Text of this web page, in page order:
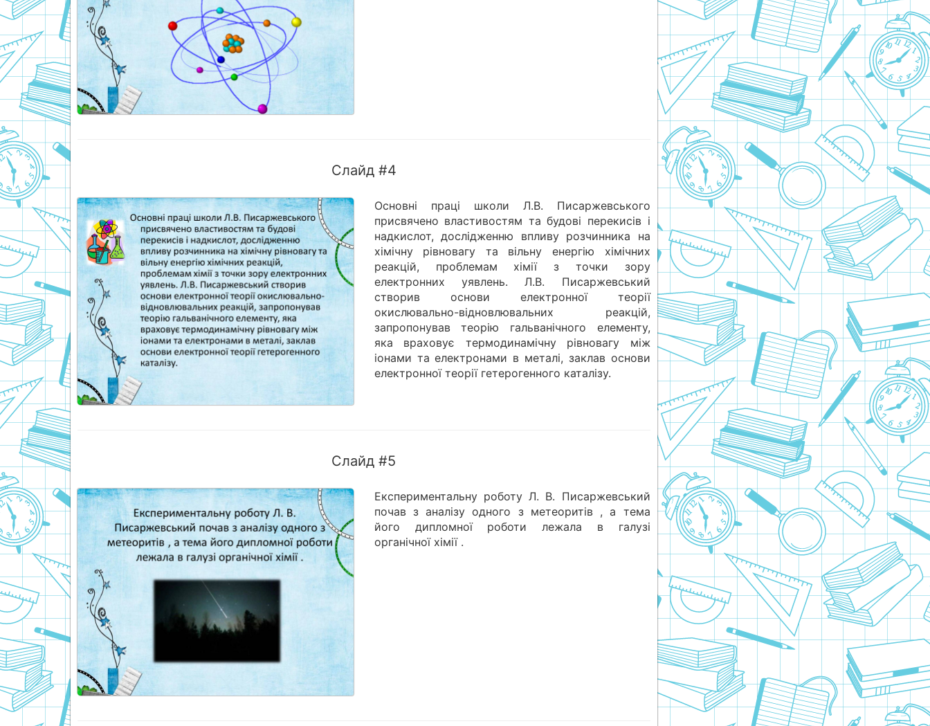
Слайд #4
Основні праці школи Л.В. Писаржевського
присвячено властивостям та будові перекисів і
надкислот, дослідженню впливу розчинника на
хімічну рівновагу та вільну енергію хімічних
реакцій, проблемам хімії з точки зору
електронних уявлень. Л.В. Писаржевський
створив основи електронної теорії
окислювально-відновлювальних реакцій,
запропонував теорію гальванічного елементу,
яка враховує термодинамічну рівновагу між
іонами та електронами в металі, заклав основи
електронної теорії гетерогенного каталізу.
Слайд #5
Експериментальну роботу Л. В. Писаржевський
почав з аналізу одного з метеоритів , а тема
його дипломної роботи лежала в галузі
органічної хімії .